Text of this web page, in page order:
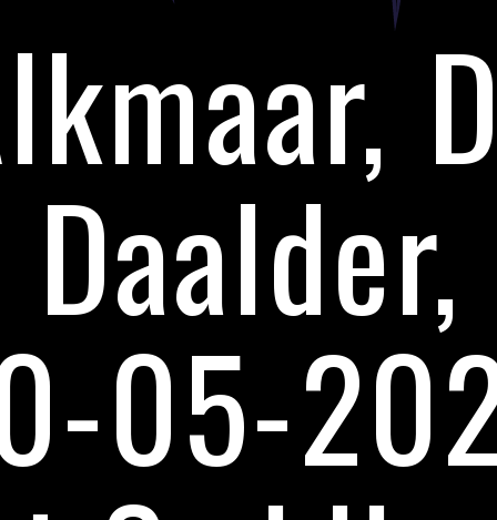
Daalder,
05-